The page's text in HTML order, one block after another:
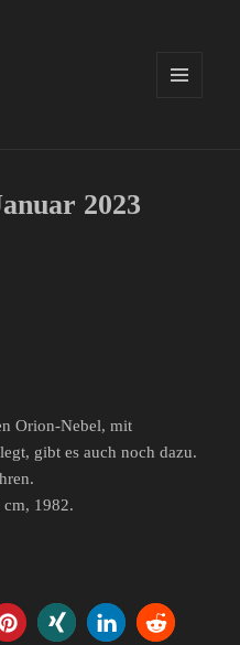
2023
Orion-Nebel, mit
gibt es auch noch dazu.
cm, 1982.